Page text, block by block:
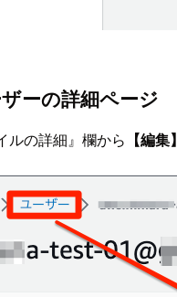
ーの詳細ページ
ルの詳細』欄から 【編集】